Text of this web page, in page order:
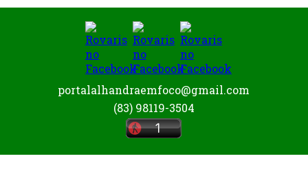
portalalhandraemfoco@gmail.com
(83) 98119-3504